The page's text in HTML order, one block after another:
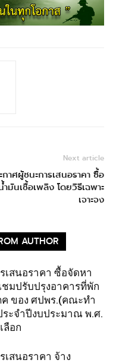
Next article
กาศผู้ชนะการเสนอราคา ซื้อ
ำมันเชื้อเพลิง โดยวิธีเฉพาะ
เจาะจง
AUTHOR
เสนอราคา ซื้อจัดหา
มปรับปรุงอาคารที่พัก
ของ ศปพร.(คณะทำ
ะจำปีงบประมาณ พ.ศ.
ลือก
สนอราคา จ้าง